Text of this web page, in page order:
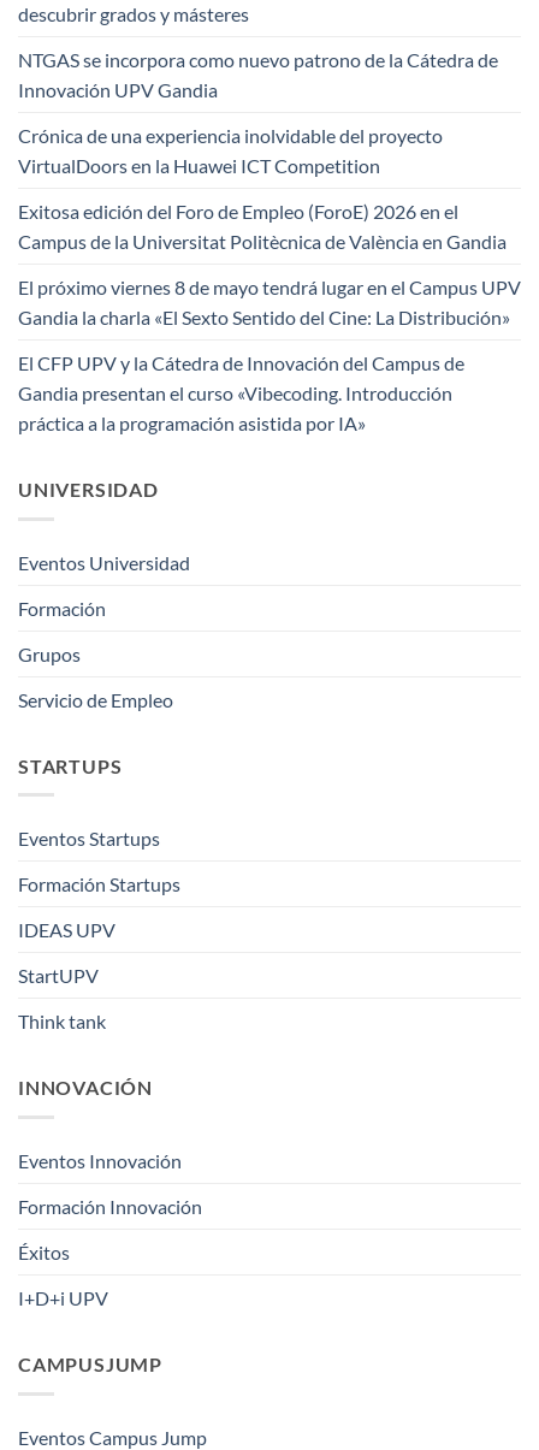
descubrir grados y másteres
NTGAS se incorpora como nuevo patrono de la Cátedra de
Innovación UPV Gandia
Crónica de una experiencia inolvidable del proyecto
VirtualDoors en la Huawei ICT Competition
Exitosa edición del Foro de Empleo (ForoE) 2026 en el
Campus de la Universitat Politècnica de València en Gandia
El próximo viernes 8 de mayo tendrá lugar en el Campus UPV
Gandia la charla «El Sexto Sentido del Cine: La Distribución»
El CFP UPV y la Cátedra de Innovación del Campus de
Gandia presentan el curso «Vibecoding. Introducción
práctica a la programación asistida por IA»
UNIVERSIDAD
Eventos Universidad
Formación
Grupos
Servicio de Empleo
STARTUPS
Eventos Startups
Formación Startups
IDEAS UPV
StartUPV
Think tank
INNOVACIÓN
Eventos Innovación
Formación Innovación
Éxitos
I+D+i UPV
CAMPUSJUMP
Eventos Campus Jump